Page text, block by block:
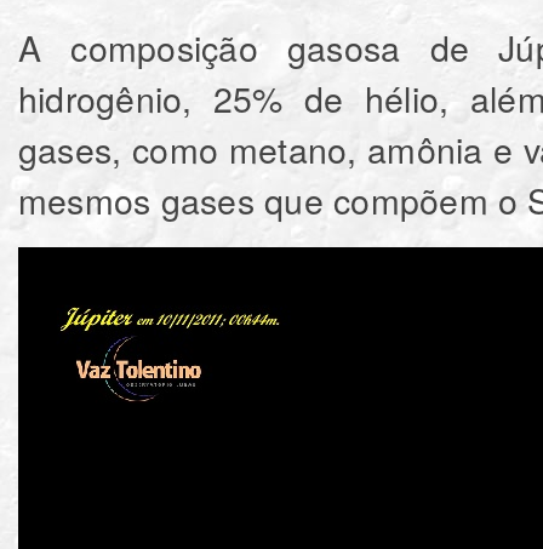
A composição gasosa de
hidrogênio, 25% de hélio,
gases, como metano, amônia e
mesmos gases que compõem o